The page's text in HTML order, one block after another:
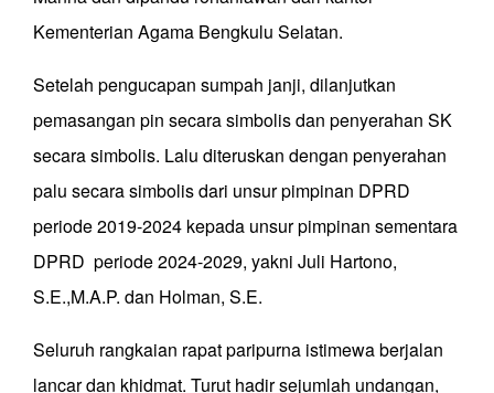
Kementerian Agama Bengkulu Selatan.
Setelah pengucapan sumpah janji, dilanjutkan
pemasangan pin secara simbolis dan penyerahan SK
secara simbolis. Lalu diteruskan dengan penyerahan
palu secara simbolis dari unsur pimpinan DPRD
periode 2019-2024 kepada unsur pimpinan sementara
DPRD periode 2024-2029, yakni Juli Hartono,
S.E.,M.A.P. dan Holman, S.E.
Seluruh rangkaian rapat paripurna istimewa berjalan
lancar dan khidmat. Turut hadir sejumlah undangan,